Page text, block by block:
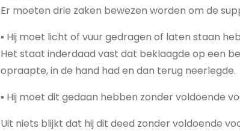
Er moeten drie zaken bewezen worden om de
▪ Hij moet licht of vuur gedragen of laten staan
Het staat inderdaad vast dat beklaagde op een
opraapte, in de hand had en dan terug neerlegde.
▪ Hij moet dit gedaan hebben zonder voldoende
Uit niets blijkt dat hij dit deed zonder voldoende